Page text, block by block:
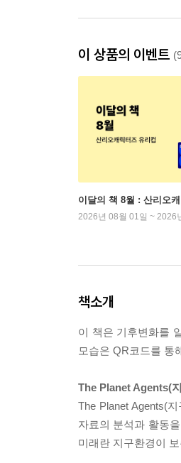
이 상품의 이벤트
이달의 책 8월 : 산리오
2026년 08월 01일 ~ 2026
책소개
이 책은 기후변화를
모습은 QR코드를 통
The Planet Agents(
The Planet Agents(
자료의 분석과 활동
미래란 지구환경이